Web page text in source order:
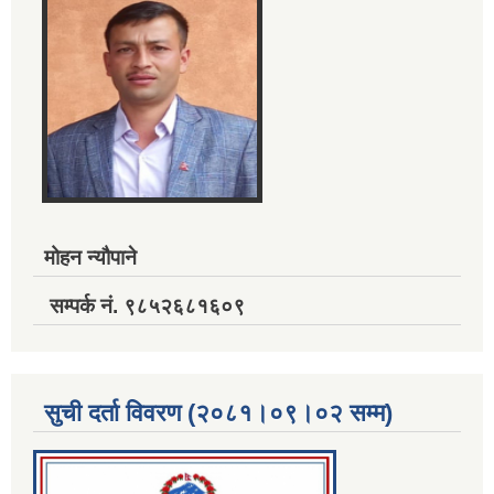
मोहन न्यौपाने
सम्पर्क नं. ९८५२६८१६०९
सुची दर्ता विवरण (२०८१।०९।०२ सम्म)